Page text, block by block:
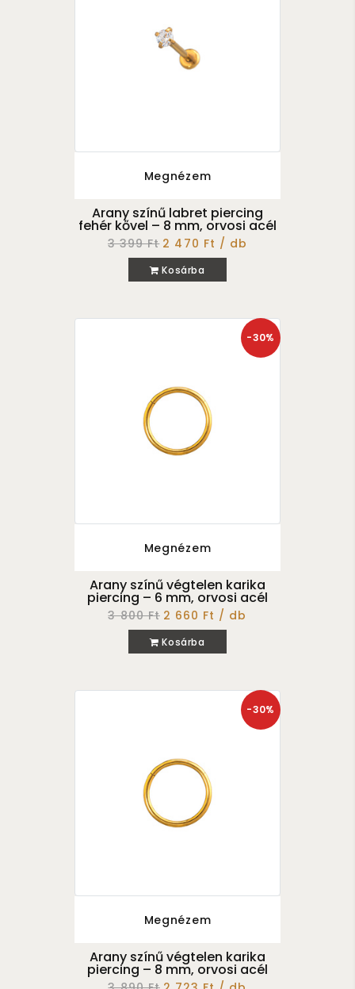
Megnézem
Arany színű labret piercing
fehér kővel – 8 mm, orvosi acél
3 399 Ft 2 470 Ft / db
Kosárba
-30%
Megnézem
Arany színű végtelen karika
piercing – 6 mm, orvosi acél
3 800 Ft 2 660 Ft / db
Kosárba
-30%
Megnézem
Arany színű végtelen karika
piercing – 8 mm, orvosi acél